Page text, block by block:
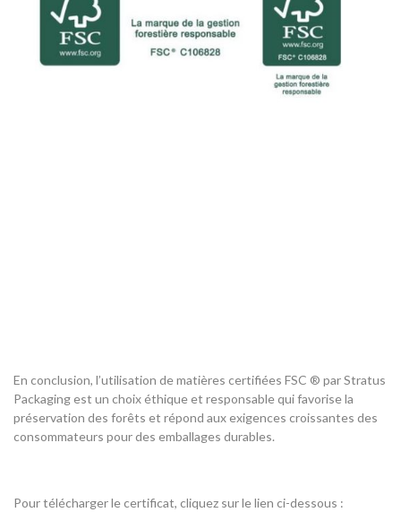
En conclusion, l’utilisation de matières certifiées FSC ® par Stratus
Packaging est un choix éthique et responsable qui favorise la
préservation des forêts et répond aux exigences croissantes des
consommateurs pour des emballages durables.
Pour télécharger le certificat, cliquez sur le lien ci-dessous :